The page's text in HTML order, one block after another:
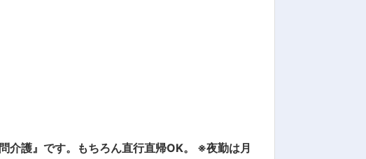
も可能、上を目指しやすい会社です♪ 【P
、関わるのはご利用者さんがメインなので人
介護』です。もちろん直行直帰OK。 ※夜勤は月